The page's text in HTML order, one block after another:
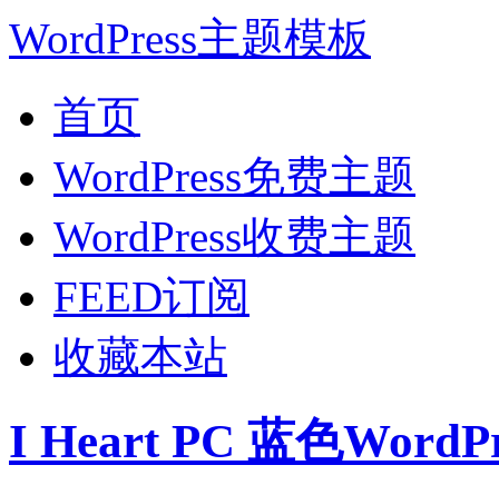
WordPress主题模板
首页
WordPress免费主题
WordPress收费主题
FEED订阅
收藏本站
I Heart PC 蓝色